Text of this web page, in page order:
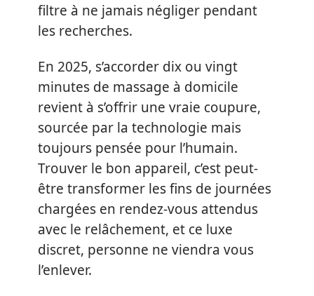
filtre à ne jamais négliger pendant
les recherches.
En 2025, s’accorder dix ou vingt
minutes de massage à domicile
revient à s’offrir une vraie coupure,
sourcée par la technologie mais
toujours pensée pour l’humain.
Trouver le bon appareil, c’est peut-
être transformer les fins de journées
chargées en rendez-vous attendus
avec le relâchement, et ce luxe
discret, personne ne viendra vous
l’enlever.